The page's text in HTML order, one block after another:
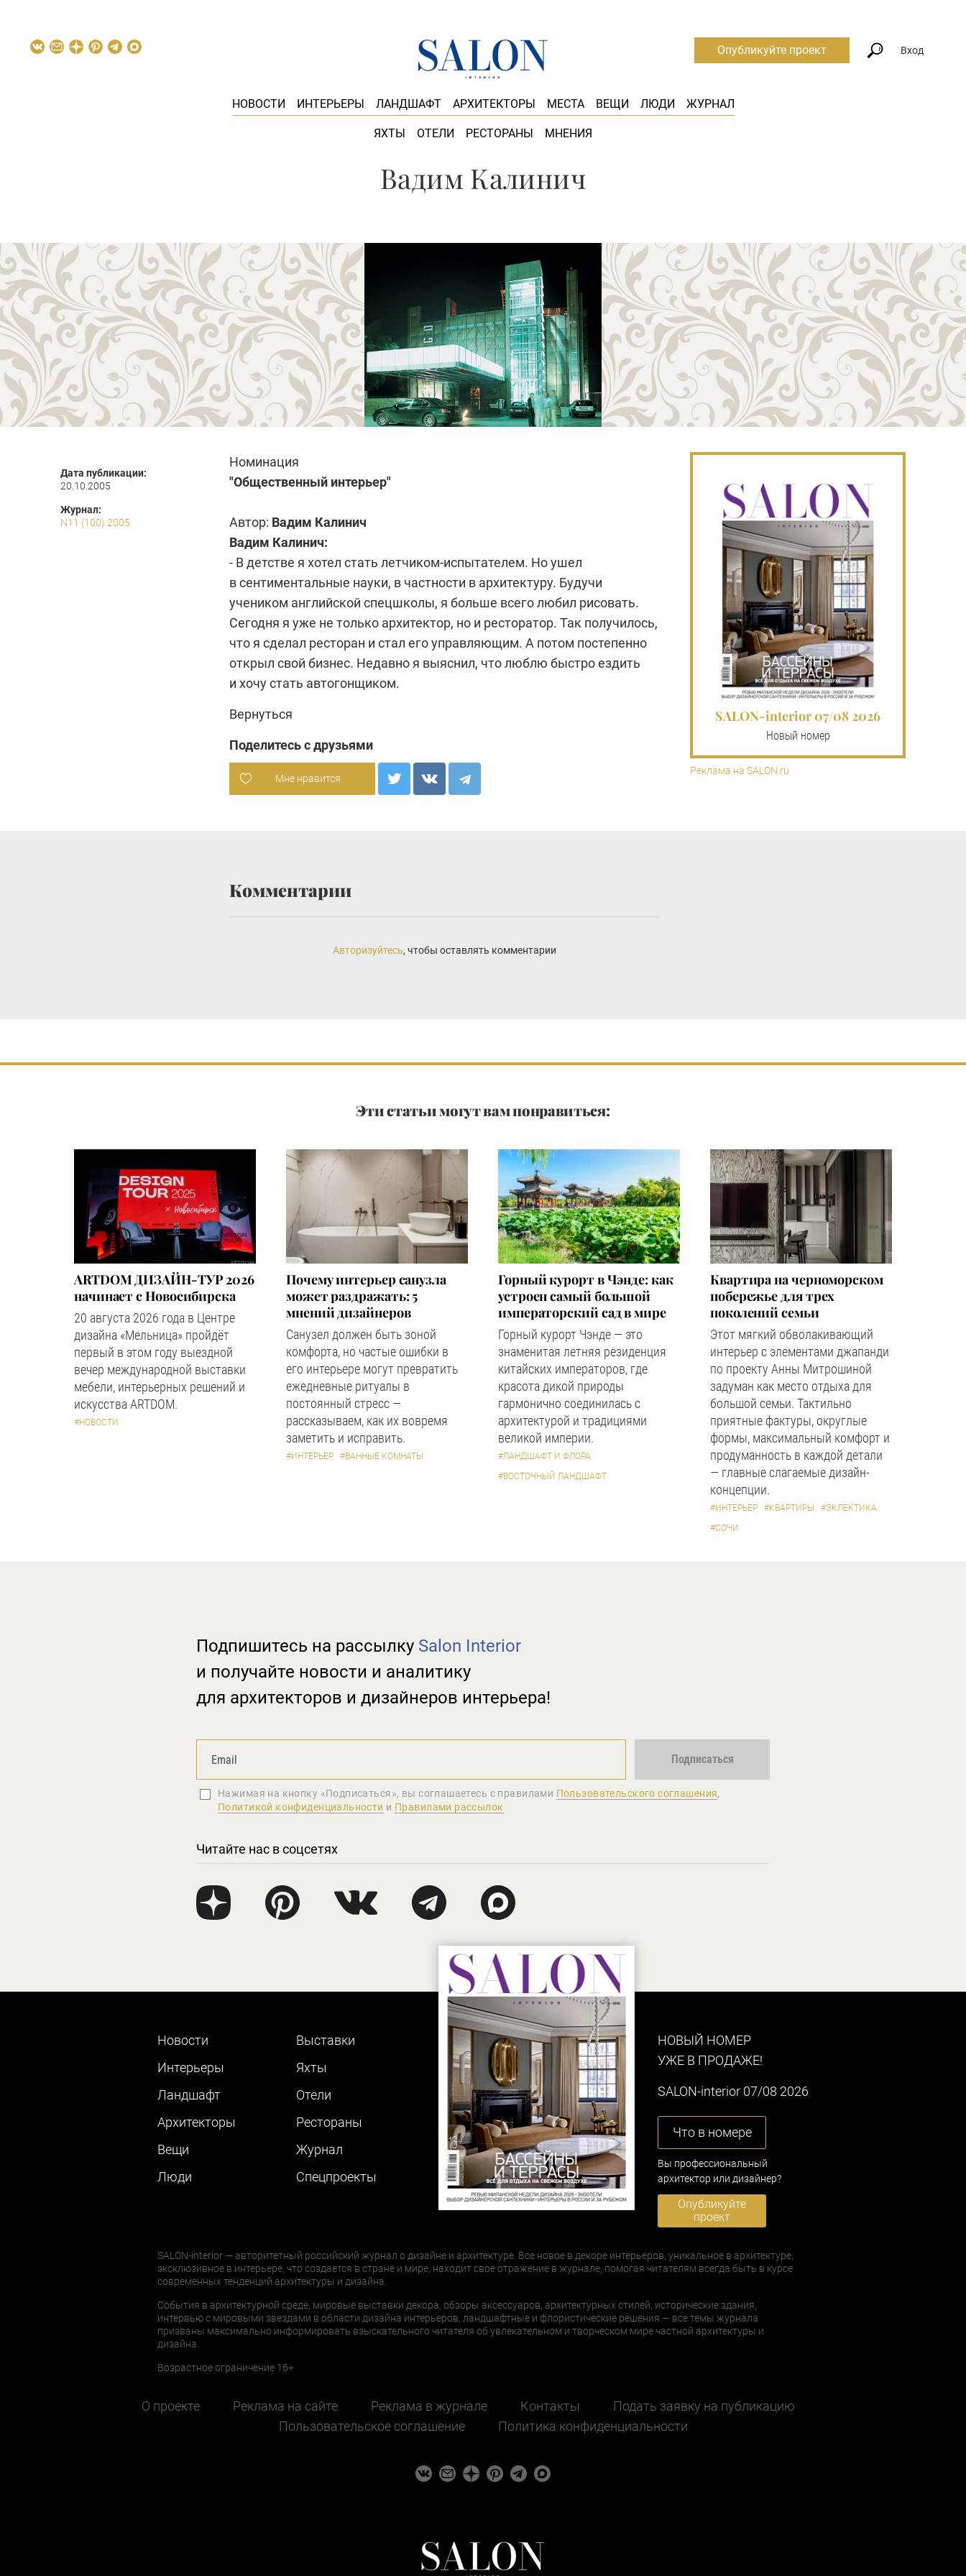
НОВОСТИ ИНТЕРЬЕРЫ ЛАНДШАФТ АРХИТЕКТОРЫ МЕСТА ВЕЩИ ЛЮДИ ЖУРНАЛ
ЯХТЫ ОТЕЛИ РЕСТОРАНЫ МНЕНИЯ
Опубликуйте проект Вход
Вадим Калинич
Дата публикации:
20.10.2005
Журнал:
N11 (100) 2005
Номинация
"Общественный интерьер"
Автор: Вадим Калинич
Вадим Калинич:
- В детстве я хотел стать летчиком-испытателем. Но ушел
в сентиментальные науки, в частности в архитектуру. Будучи
учеником английской спецшколы, я больше всего любил рисовать.
Сегодня я уже не только архитектор, но и ресторатор. Так получилось,
что я сделал ресторан и стал его управляющим. А потом постепенно
открыл свой бизнес. Недавно я выяснил, что люблю быстро ездить
и хочу стать автогонщиком.
Вернуться
Поделитесь с друзьями
Мне нравится
SALON-interior 07/08 2026
Новый номер
Реклама на SALON.ru
Комментарии
Авторизуйтесь, чтобы оставлять комментарии
Эти статьи могут вам понравиться:
ARTDOM ДИЗАЙН-ТУР 2026
начинает с Новосибирска
20 августа 2026 года в Центре
дизайна «Мельница» пройдёт
первый в этом году выездной
вечер международной выставки
мебели, интерьерных решений и
искусства ARTDOM.
#НОВОСТИ
Почему интерьер санузла
может раздражать: 5
мнений дизайнеров
Санузел должен быть зоной
комфорта, но частые ошибки в
его интерьере могут превратить
ежедневные ритуалы в
постоянный стресс —
рассказываем, как их вовремя
заметить и исправить.
#ИНТЕРЬЕР #ВАННЫЕ КОМНАТЫ
Горный курорт в Чэнде: как
устроен самый большой
императорский сад в мире
Горный курорт Чэнде — это
знаменитая летняя резиденция
китайских императоров, где
красота дикой природы
гармонично соединилась с
архитектурой и традициями
великой империи.
#ЛАНДШАФТ И ФЛОРА
#ВОСТОЧНЫЙ ЛАНДШАФТ
Квартира на черноморском
побережье для трех
поколений семьи
Этот мягкий обволакивающий
интерьер с элементами джапанди
по проекту Анны Митрошиной
задуман как место отдыха для
большой семьи. Тактильно
приятные фактуры, округлые
формы, максимальный комфорт и
продуманность в каждой детали
— главные слагаемые дизайн-
концепции.
#ИНТЕРЬЕР #КВАРТИРЫ
#ЭКЛЕКТИКА
#СОЧИ
Подпишитесь на рассылку Salon Interior
и получайте новости и аналитику
для архитекторов и дизайнеров интерьера!
Подписаться
Нажимая на кнопку «Подписаться», вы соглашаетеcь с правилами Пользовательского соглашения,
Политикой конфиденциальности и Правилами рассылок
Читайте нас в соцсетях
Новости
Интерьеры
Ландшафт
Архитекторы
Вещи
Люди
Выставки
Яхты
Отели
Рестораны
Журнал
Cпецпроекты
НОВЫЙ НОМЕР
УЖЕ В ПРОДАЖЕ!
SALON-interior 07/08 2026
Что в номере
Вы профессиональный
архитектор или дизайнер?
Опубликуйте
проект
SALON-interior — авторитетный российский журнал о дизайне и архитектуре. Все новое в декоре интерьеров, уникальное в архитектуре,
эксклюзивное в интерьере, что создается в стране и мире, находит свое отражение в журнале, помогая читателям всегда быть в курсе
современных тенденций архитектуры и дизайна.
События в архитектурной среде, мировые выставки декора, обзоры аксессуаров, архитектурных стилей, исторические здания,
интервью с мировыми звездами в области дизайна интерьеров, ландшафтные и флористические решения — все темы журнала
призваны максимально информировать взыскательного читателя об увлекательном и творческом мире частной архитектуры и
дизайна.
Возрастное ограничение 16+
О проекте Реклама на сайте Реклама в журнале Контакты
Подать заявку на публикацию
Пользовательское соглашение
Политика конфиденциальности